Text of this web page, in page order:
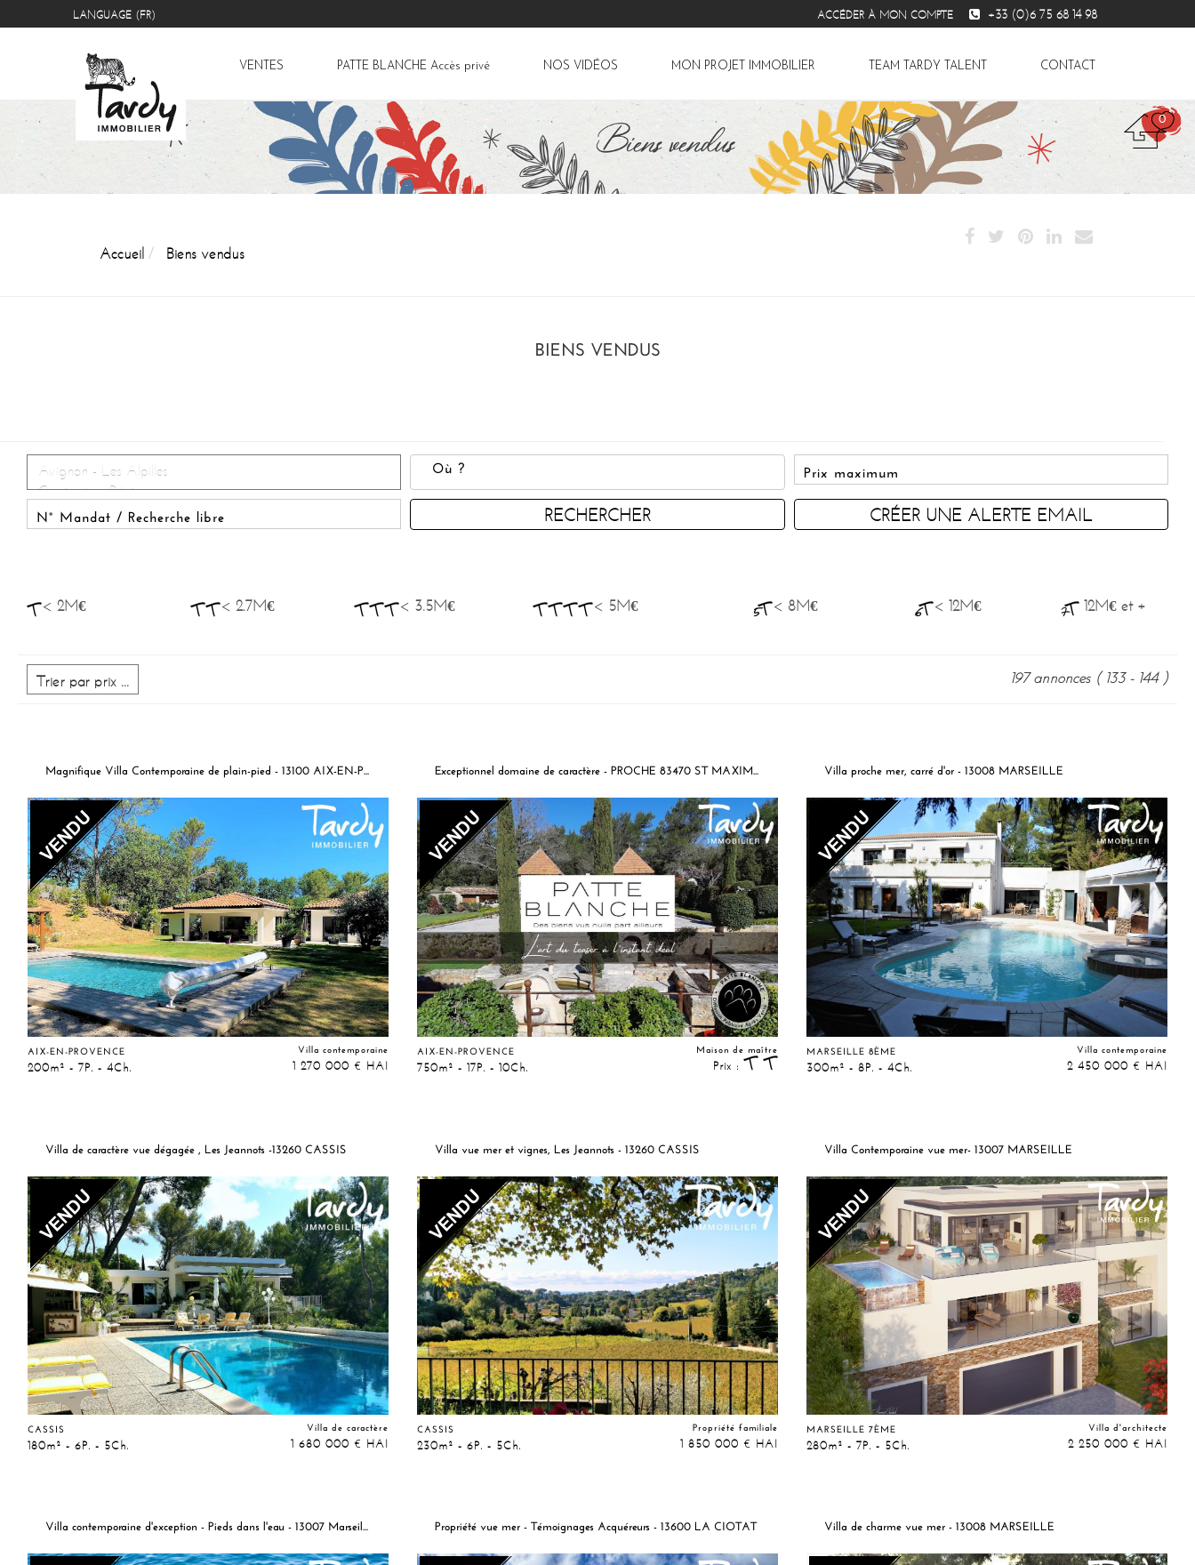
0
LANGUAGE (FR) ACCÉDER À MON COMPTE +33 (0)6 75 68 14 98
VENTES PATTE BLANCHE Accès privé NOS VIDÉOS MON PROJET IMMOBILIER TEAM TARDY TALENT CONTACT
Accueil Biens vendus
BIENS VENDUS
RECHERCHER CRÉER UNE ALERTE EMAIL
< 2M€ < 2.7M€ < 3.5M€ < 5M€ < 8M€ < 12M€ 12M€ et +
197 annonces ( 133 - 144 )
Magnifique Villa Contemporaine de plain-pied - 13100 AIX-EN-PROVENCE
AIX-EN-PROVENCE
200m² - 7P. - 4Ch.
Villa contemporaine
1 270 000 € HAI
Exceptionnel domaine de caractère - PROCHE 83470 ST MAXIMIN
AIX-EN-PROVENCE
750m² - 17P. - 10Ch.
Maison de maître
Prix :
Villa proche mer, carré d'or - 13008 MARSEILLE
MARSEILLE 8ÈME
300m² - 8P. - 4Ch.
Villa contemporaine
2 450 000 € HAI
Villa de caractère vue dégagée , Les Jeannots -13260 CASSIS
CASSIS
180m² - 6P. - 5Ch.
Villa de caractère
1 680 000 € HAI
Villa vue mer et vignes, Les Jeannots - 13260 CASSIS
CASSIS
230m² - 6P. - 5Ch.
Propriété familiale
1 850 000 € HAI
Villa Contemporaine vue mer- 13007 MARSEILLE
MARSEILLE 7ÈME
280m² - 7P. - 5Ch.
Villa d'architecte
2 250 000 € HAI
Villa contemporaine d'exception - Pieds dans l'eau - 13007 Marseille Propriété vue mer - Témoignages Acquéreurs - 13600 LA CIOTAT Villa de charme vue mer - 13008 MARSEILLE